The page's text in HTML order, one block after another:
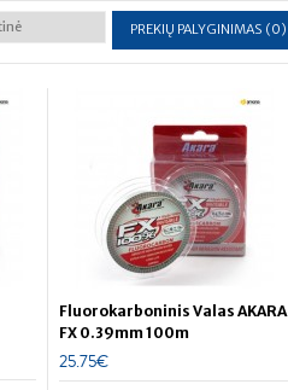
PREKIŲ PALYGINIMAS (0)
Fluorokarboninis Valas AKARA
FX 0.39mm 100m
25.75€